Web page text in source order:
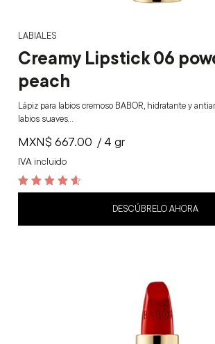
LABIALES
Creamy Lipstick 06
peach
Lápiz para labios cremoso BABOR, hidratante y
labios suaves…
MXN$ 667.00
IVA incluido
/ 4 gr
4.7
DESCÚBRELO AHORA